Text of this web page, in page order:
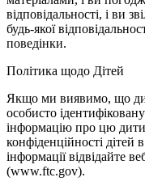
відповідальності, і ви
будь-якої
поведінки.
Політика щодо Дітей
Якщо ми виявимо, що
особисто
інформацію про цю
конфіденційності дітей
інформації відвідайте
(www.ftc.gov).